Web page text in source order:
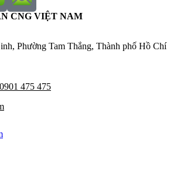
CNG VIỆT NAM
Phường Tam Thắng, Thành phố Hồ Chí
475 475